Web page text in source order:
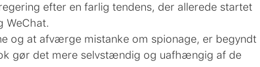
efter en farlig tendens, der allerede startet
WeChat.
og at afværge mistanke om spionage, er begyndt
gør det mere selvstændig og uafhængig af de